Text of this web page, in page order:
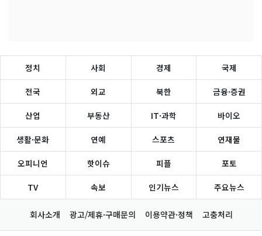
정치 사회 경제 국제
전국 외교 북한 금융·증권
산업 부동산 IT·과학 바이오
생활·문화 연예 스포츠 연재물
오피니언 핫이슈 피플 포토
TV 속보 인기뉴스 주요뉴스
회사소개 광고/제휴·구매문의 이용약관·정책 고충처리